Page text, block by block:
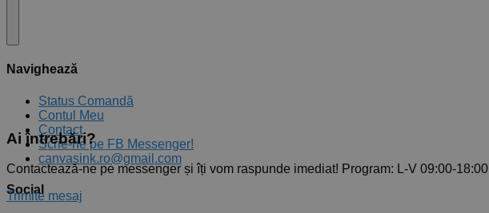
Navighează
Status Comandă
Contul Meu
Contact
Scrie-ne pe FB Messenger!
canvasink.ro@gmail.com
Social
Ai întrebări?
Contactează-ne pe messenger și îți vom raspunde imediat! Program: L-V 09:00-18:00
Trimite mesaj